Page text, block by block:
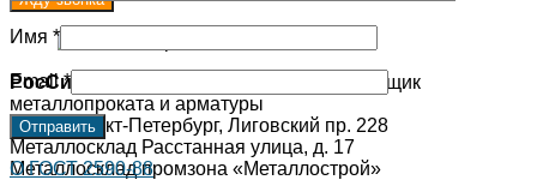
РосСибМет
- Российский оптовый поставщик
металлопроката и арматуры
Офис: Санкт-Петербург, Лиговский пр. 228
Металлосклад Расстанная улица, д. 17
Металлосклад промзона «Металлострой»
Имя *
Email*
О ГОСТ 2590-88